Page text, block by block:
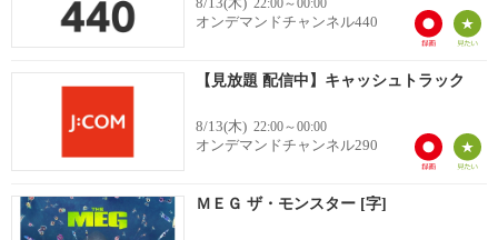
22:00～00:00
オンデマンドチャンネル440
【見放題 配信中】キャッシュトラック
8/13(木) 22:00～00:00
オンデマンドチャンネル290
ＭＥＧ ザ・モンスター [字]